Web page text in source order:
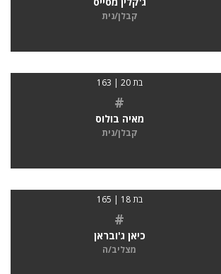
קבלן/נית
בת 20 | 163
#
מאיה בולוס
קבלן/נית
בת 18 | 165
#
כיאן ג'ובראן
מצליב/ה